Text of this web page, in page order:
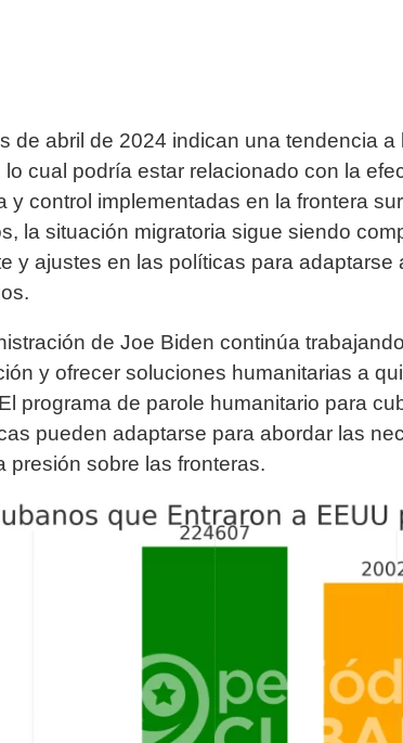
de abril de 2024 indican una tendencia a
lo cual podría estar relacionado con la
y control implementadas en la frontera
la situación migratoria sigue siendo
y ajustes en las políticas para adaptarse
de Joe Biden continúa
y ofrecer soluciones humanitarias a
programa de parole humanitario para
pueden adaptarse para abordar las
presión sobre las fronteras.